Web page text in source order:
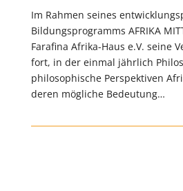
Im Rahmen seines
Bildungsprogramms AFRIKA
Farafina Afrika-Haus e.V. seine
fort, in der einmal jährlich
philosophische Perspektiven
deren mögliche Bedeutung…